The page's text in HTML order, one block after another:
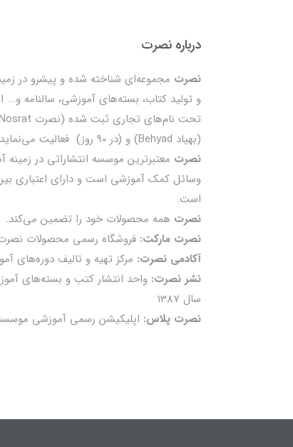
درباره نصرت
نصرت مجموعه‌ای شناخته شده و پیشرو در
و تولید کتاب، بسته‌های آموزشی، سالنامه
(بهیاد Behyad) و (در 90 روز) فعالیت می‌نماید.
نصرت معتبرترین موسسه انتشاراتی در
وسائل کمک آموزشی است و دارای اعتباری
است.
نصرت همه محصولات خود را تضمين می‌كند.
نصرت مارکت:فروشگاه رسمی محصولات نصرت
آکادمی نصرت: مرکز تهیه و تالیف دوره‌های
نشر نصرت:واحد انتشار کتب و بسته‌های
سال 1387
نصرت پلاس: اپلیکیشن رسمی آموزشی